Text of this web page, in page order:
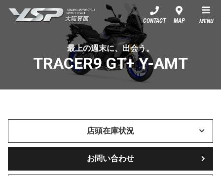
YSP大阪箕面
CONTACT MAP MENU
最上の週末に、出会う。
TRACER9 GT+ Y-AMT
店頭在庫状況
お問い合わせ